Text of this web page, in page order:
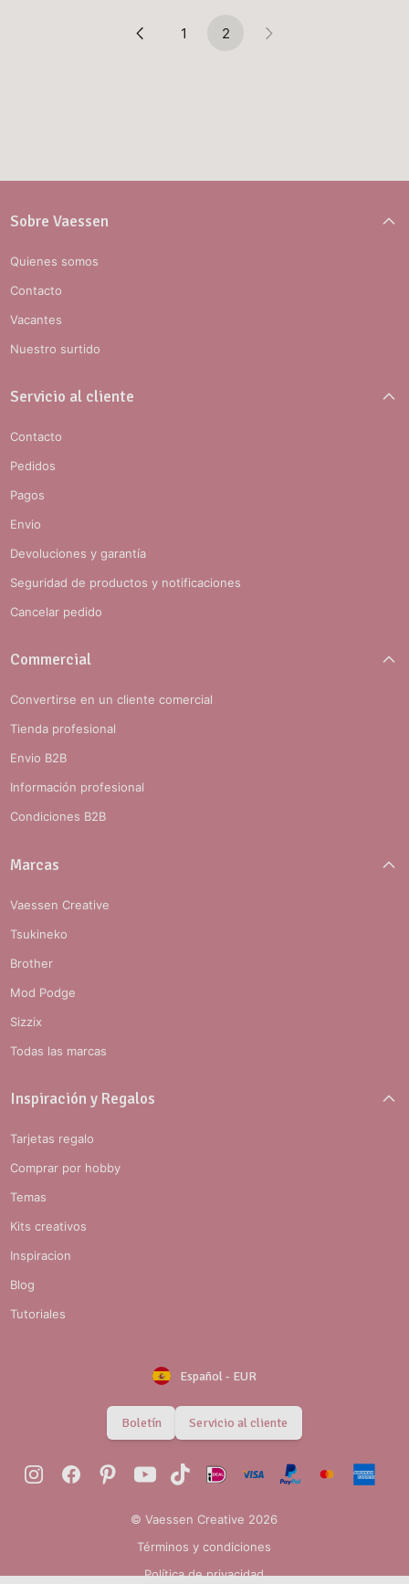
1 2
Sobre Vaessen
Quienes somos
Contacto
Vacantes
Nuestro surtido
Servicio al cliente
Contacto
Pedidos
Pagos
Envio
Devoluciones y garantía
Seguridad de productos y notificaciones
Cancelar pedido
Commercial
Convertirse en un cliente comercial
Tienda profesional
Envio B2B
Información profesional
Condiciones B2B
Marcas
Vaessen Creative
Tsukineko
Brother
Mod Podge
Sizzix
Todas las marcas
Inspiración y Regalos
Tarjetas regalo
Comprar por hobby
Temas
Kits creativos
Inspiracion
Blog
Tutoriales
Español- EUR
Boletín Servicio al cliente
© Vaessen Creative 2026
Términos y condiciones
Política de privacidad